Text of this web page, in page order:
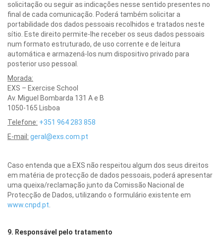
solicitação ou seguir as indicações nesse sentido presentes no
final de cada comunicação. Poderá também solicitar a
portabilidade dos dados pessoais recolhidos e tratados neste
sítio. Este direito permite-lhe receber os seus dados pessoais
num formato estruturado, de uso corrente e de leitura
automática e armazená-los num dispositivo privado para
posterior uso pessoal.
Morada:
EXS – Exercise School
Av. Miguel Bombarda 131 A e B
1050-165 Lisboa
Telefone: +351 964 283 858
E-mail: geral@exs.com.pt
Caso entenda que a EXS não respeitou algum dos seus direitos
em matéria de protecção de dados pessoais, poderá apresentar
uma queixa/reclamação junto da Comissão Nacional de
Protecção de Dados, utilizando o formulário existente em
www.cnpd.pt
9. Responsável pelo tratamento